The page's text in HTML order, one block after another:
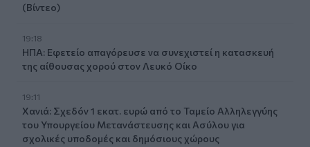
(Βίντεο)
19:18
ΗΠΑ: Εφετείο απαγόρευσε να συνεχιστεί η κατασκευή
της αίθουσας χορού στον Λευκό Οίκο
19:11
Χανιά: Σχεδόν 1 εκατ. ευρώ από το Ταμείο Αλληλεγγύης
του Υπουργείου Μετανάστευσης και Ασύλου για
σχολικές υποδομές και δημόσιους χώρους